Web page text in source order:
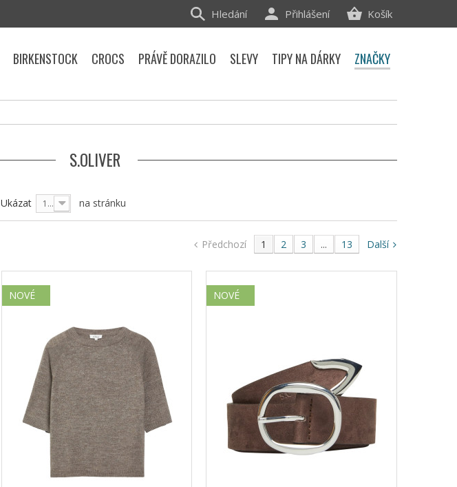
S.OLIVER
Ukázat 12 na stránku
Předchozí 1 2 3 ... 13 Další
NOVÉ NOVÉ
Košík
Přihlášení
Hledání
BIRKENSTOCK CROCS PRÁVĚ DORAZILO SLEVY TIPY NA DÁRKY ZNAČKY